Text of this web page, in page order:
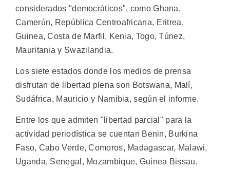
considerados "democráticos", como Ghana,
Camerún, República Centroafricana, Eritrea,
Guinea, Costa de Marfil, Kenia, Togo, Túnez,
Mauritania y Swazilandia.
Los siete estados donde los medios de prensa
disfrutan de libertad plena son Botswana, Malí,
Sudáfrica, Mauricio y Namibia, según el informe.
Entre los que admiten "libertad parcial" para la
actividad periodística se cuentan Benin, Burkina
Faso, Cabo Verde, Comoros, Madagascar, Malawi,
Uganda, Senegal, Mozambique, Guinea Bissau,